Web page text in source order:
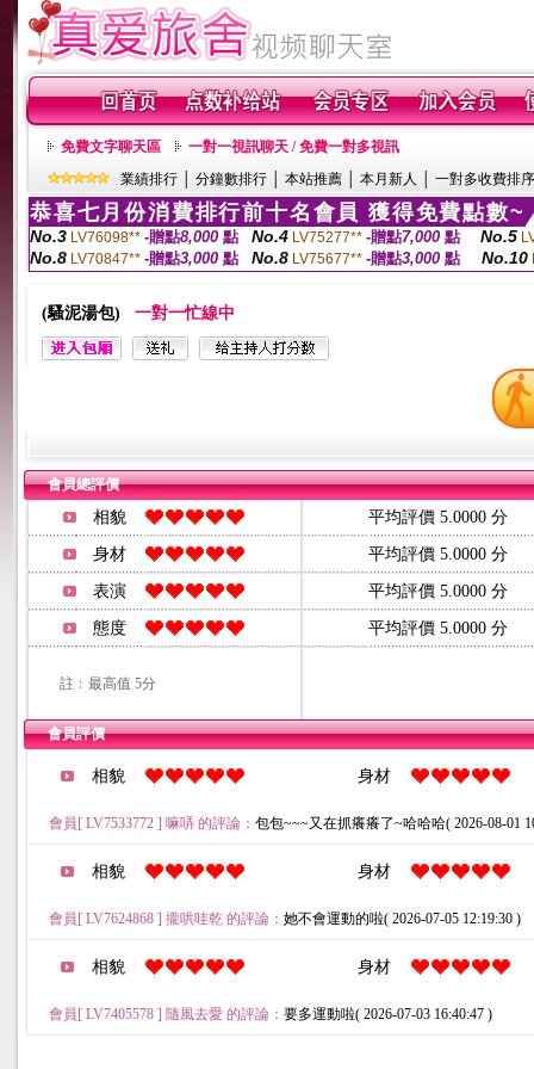
免費文字聊天區
一對一視訊聊天 / 免費一對多視訊
業績排行
分鐘數排行 本站推薦 本月新人 一對多收費排序
恭喜七月份消費排行前十名會員 獲得免費點數~
No.3 LV76098** -贈點8,000 點 No.4 LV75277** -贈點7,000 點 No.5
No.8 LV70847** -贈點3,000 點 No.8 LV75677** -贈點3,000 點 No.10
(騷泥湯包) 一對一忙線中
會員總評價
相貌 平均評價 5.0000 分
身材 平均評價 5.0000 分
表演 平均評價 5.0000 分
態度 平均評價 5.0000 分
註﹕最高值 5分
會員評價
相貌 身材
會員[ LV7533772 ] 嘛哢 的評論： 包包~~~又在抓癢癢了~哈哈哈( 2026-08-01
相貌 身材
會員[ LV7624868 ] 攏哄哇乾 的評論： 她不會運動的啦( 2026-07-05 12:19:30 )
相貌 身材
會員[ LV7405578 ] 隨風去愛 的評論： 要多運動啦( 2026-07-03 16:40:47 )